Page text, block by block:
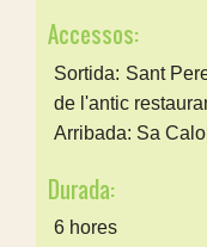
Accessos:
Sortida: Sant
de l'antic
Arribada: Sa
Durada:
6 hores